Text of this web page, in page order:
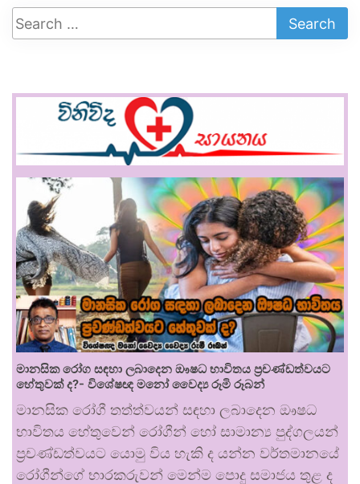
මානසික රෝග සඳහා ලබාදෙන ඖෂධ භාවිතය ප්‍රචණ්ඩත්වයට
හේතුවක් ද?- විශේෂඥ මනෝ වෛද්‍ය රූමි රූබන්
මානසික රෝගී තත්ත්වයන් සඳහා ලබාදෙන ඖෂධ
භාවිතය හේතුවෙන් රෝගීන් හෝ සාමාන්‍ය පුද්ගලයන්
ප්‍රචණ්ඩත්වයට යොමු විය හැකි ද යන්න වර්තමානයේ
රෝගීන්ගේ භාරකරුවන් මෙන්ම පොදු සමාජය තුළ ද